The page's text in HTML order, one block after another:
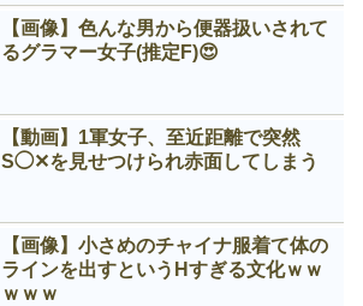
【画像】色んな男から便器扱いされて
るグラマー女子(推定F)😍
【動画】1軍女子、至近距離で突然
S◯✕を見せつけられ赤面してしまう
【画像】小さめのチャイナ服着て体の
ラインを出すというНすぎる文化ｗｗ
ｗｗｗ